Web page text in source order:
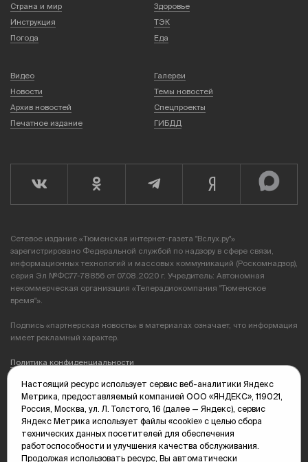
Страна и мир
Здоровье
Инструкция
ТЭК
Погода
Еда
Видео
Галереи
Новости
Темы новостей
Архив новостей
Спецпроекты
Печатное издание
ГИБДД
Сетевое издание «Тюменская интернет-газета "Вслух.ру"»
зарегистрировано Федеральной службой по надзору в сфере связи,
информационных технологий и массовых коммуникаций (Роскомнадзор),
серия Эл №ФС77-78856 от 07.08.2020 г. Учредитель: Автономная
некоммерческая организация «Телерадиокомпания "Тюменское
время"».
Подпись «партнерская новость» в материалах означает, что информация
имеет рекламный характер.
Политика конфиденциальности
Редакция: 625035, Тюмень, пр. Геологоразведчиков, 28А
(3452) 68-89-05
edit@vsluh.ru
Главный редактор: Панкина Т.Ю.
kika@vsluh.ru
Настоящий ресурс использует сервис веб-аналитики Яндекс
Метрика, предоставляемый компанией ООО «ЯНДЕКС», 119021,
Россия, Москва, ул. Л. Толстого, 16 (далее — Яндекс), сервис
Яндекс Метрика использует файлы «cookie» с целью сбора
технических данных посетителей для обеспечения
работоспособности и улучшения качества обслуживания.
Продолжая использовать ресурс, Вы автоматически